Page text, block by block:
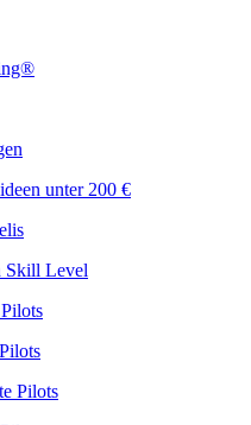
unter 200 €
Skill Level
Pilots